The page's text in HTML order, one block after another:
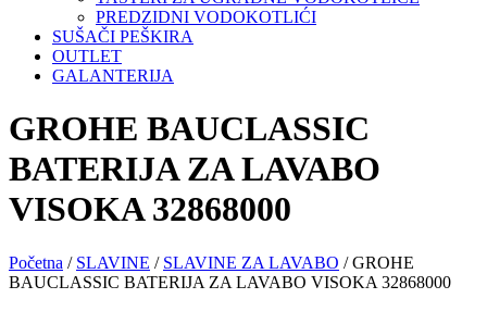
PREDZIDNI VODOKOTLIĆI
SUŠAČI PEŠKIRA
OUTLET
GALANTERIJA
GROHE BAUCLASSIC
BATERIJA ZA LAVABO
VISOKA 32868000
Početna / SLAVINE / SLAVINE ZA LAVABO / GROHE
BAUCLASSIC BATERIJA ZA LAVABO VISOKA 32868000